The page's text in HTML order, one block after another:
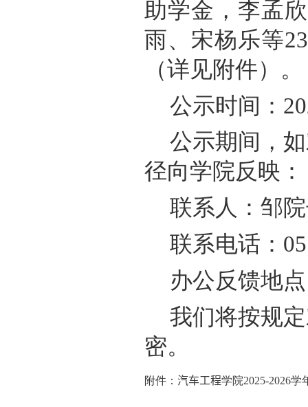
助学金，李孟
雨、宋杨乐等
（详见附件）。
公示时间：
公示期间，
径向学院反映：
联系人：邹
联系电话：
办公反馈地
我们将按规
密。
附件： 汽车工程学院2025-2026学